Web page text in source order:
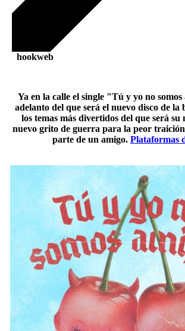
hookweb
Ya en la calle el single "Tú y yo no
adelanto del que será el nuevo disco de la
los temas más divertidos del que será su
nuevo grito de guerra para la peor
parte de un amigo. Plataformas